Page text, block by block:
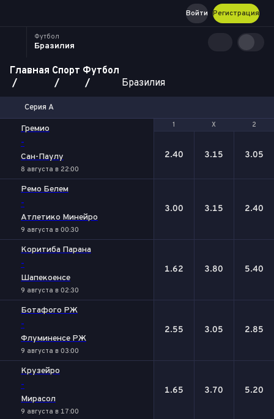
Регистрация
Войти
Футбол
Бразилия
Главная Спорт Футбол
Бразилия
Серия А
1 Х 2
Гремио
-
Сан-Паулу
8 августа в 22:00
1 Х 2
2.40 3.15 3.05
Ремо Белем
-
Атлетико Минейро
9 августа в 00:30
3.00 3.15 2.40
Коритиба Парана
-
Шапекоенсе
9 августа в 02:30
1.62 3.80 5.40
Ботафого РЖ
-
Флуминенсе РЖ
9 августа в 03:00
2.55 3.05 2.85
Крузейро
-
Мирасол
9 августа в 17:00
1.65 3.70 5.20